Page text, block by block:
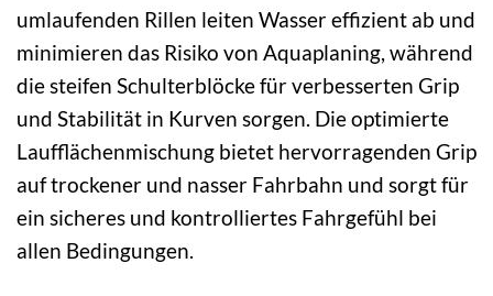
umlaufenden Rillen leiten Wasser effizient ab und
minimieren das Risiko von Aquaplaning, während
die steifen Schulterblöcke für verbesserten Grip
und Stabilität in Kurven sorgen. Die optimierte
Laufflächenmischung bietet hervorragenden Grip
auf trockener und nasser Fahrbahn und sorgt für
ein sicheres und kontrolliertes Fahrgefühl bei
allen Bedingungen.